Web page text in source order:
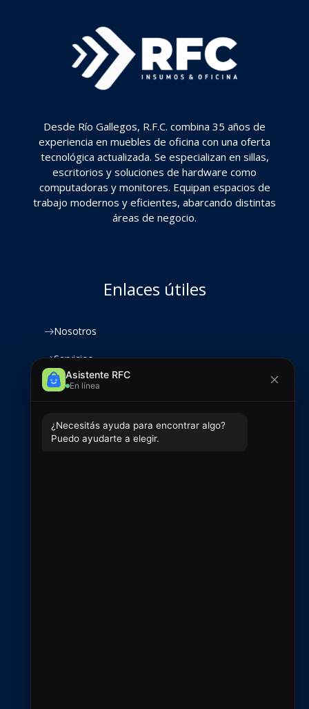
Desde Río Gallegos, R.F.C. combina 35 años de
experiencia en muebles de oficina con una oferta
tecnológica actualizada. Se especializan en sillas,
escritorios y soluciones de hardware como
computadoras y monitores. Equipan espacios de
trabajo modernos y eficientes, abarcando distintas
áreas de negocio.
Enlaces útiles
Nosotros
Servicios
Productos
Contacto